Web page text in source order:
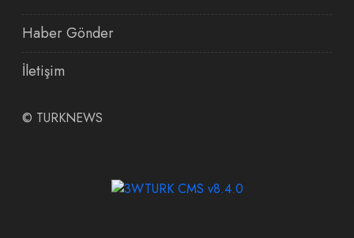
Haber Gönder
İletişim
© TURKNEWS